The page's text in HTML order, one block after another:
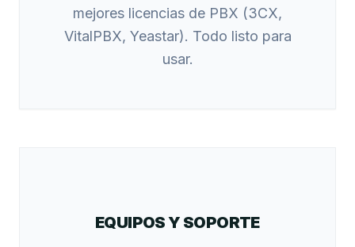
mejores licencias de PBX (3CX,
VitalPBX, Yeastar). Todo listo para
usar.
EQUIPOS Y SOPORTE